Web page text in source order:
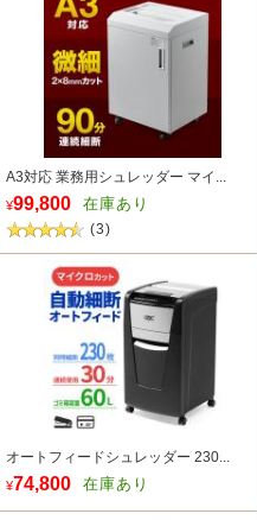
A3対応 業務用シュレッダー マイ...
¥99,800 在庫あり
(3)
オートフィードシュレッダー 230...
¥74,800 在庫あり